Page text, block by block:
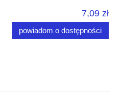
7,09 zł
powiadom o dostępności